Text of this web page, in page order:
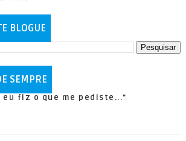
BLOGUE
SEMPRE
eu fiz o que me pediste..."